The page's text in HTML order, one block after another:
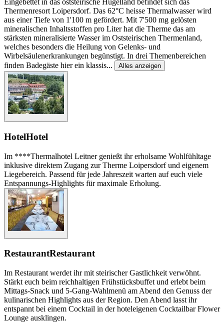
Eingebettet in das oststeirische Hügelland befindet sich das
Thermenresort Loipersdorf. Das 62°C heisse Thermalwasser wird
aus einer Tiefe von 1'100 m gefördert. Mit 7'500 mg gelösten
mineralischen Inhaltsstoffen pro Liter hat die Therme das am
stärksten mineralisierte Wasser im Oststeirischen Thermenland,
welches besonders die Heilung von Gelenks- und
Wirbelsäulenerkrankungen begünstigt. In drei Themenbereichen
finden Badegäste hier ein klassis... Alles anzeigen
HotelHotel
Im ****Thermalhotel Leitner genießt ihr erholsame Wohlfühltage
inklusive direktem Zugang zur Therme Loipersdorf und eigenem
Liegebereich. Passend für jede Jahreszeit warten auf euch viele
Entspannungs-Highlights für maximale Erholung.
RestaurantRestaurant
Im Restaurant werdet ihr mit steirischer Gastlichkeit verwöhnt.
Stärkt euch beim reichhaltigen Frühstücksbuffet und erlebt beim
Mittags-Snack und 5-Gang-Wahlmenü am Abend den Genuss der
kulinarischen Highlights aus der Region. Den Abend lasst ihr
entspannt bei einem Cocktail in der hoteleigenen Cocktailbar Flower
Lounge ausklingen.